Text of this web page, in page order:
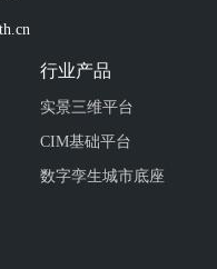
行业产品
实景三维平台
CIM基础平台
数字孪生城市底座